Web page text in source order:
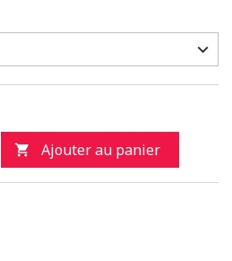
 Ajouter au panier